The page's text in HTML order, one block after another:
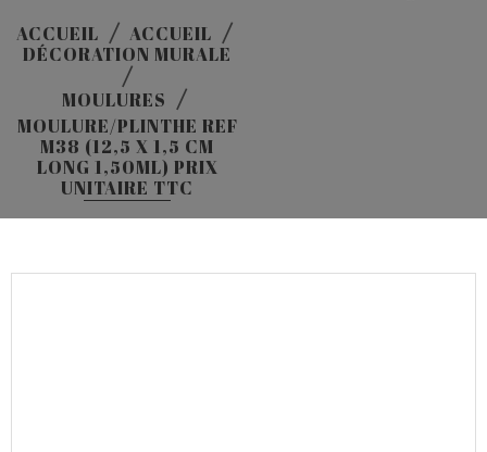
ACCUEIL
ACCUEIL
DÉCORATION MURALE
MOULURES
MOULURE/PLINTHE REF
M38 (12,5 X 1,5 CM
LONG 1,50ML) PRIX
UNITAIRE TTC